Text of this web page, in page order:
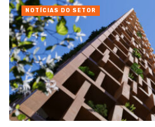
NOTÍCIAS DO SETOR